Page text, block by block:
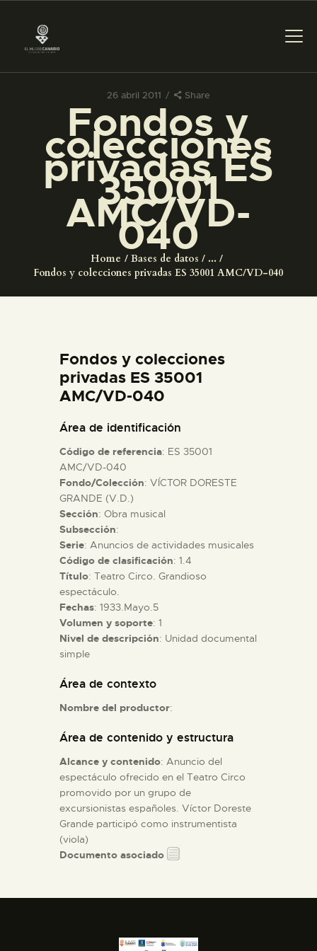
26 abril 2011 Share
Fondos y
colecciones
privadas ES
35001
AMC/VD-
040
Home Bases de datos
...
Fondos y colecciones privadas ES 35001 AMC/VD-040
PREPARAR LA VISITA
ACTIVIDADES
█
EL MUSEO
ESPAÑOL
ACTIVIDADES
█
EL MUSEO
COLECCIONES
DIDÁCTICA
Fondos y colecciones
privadas ES 35001
AMC/VD-040
Área de identificación
Código de referencia: ES 35001
AMC/VD-040
Fondo/Colección: VÍCTOR DORESTE
GRANDE (V.D.)
Sección: Obra musical
Subsección:
Serie: Anuncios de actividades musicales
Código de clasificación: 1.4
Título: Teatro Circo. Grandioso
espectáculo.
Fechas: 1933.Mayo.5
Volumen y soporte: 1
Nivel de descripción: Unidad documental
simple
Área de contexto
Nombre del productor:
Área de contenido y estructura
Alcance y contenido: Anuncio del
espectáculo ofrecido en el Teatro Circo
promovido por un grupo de
excursionistas españoles. Víctor Doreste
Grande participó como instrumentista
(viola)
Documento asociado